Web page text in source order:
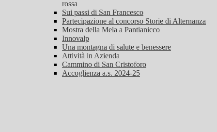
rossa
Sui passi di San Francesco
Partecipazione al concorso Storie di Alternanza
Mostra della Mela a Pantianicco
Innovalp
Una montagna di salute e benessere
Attività in Azienda
Cammino di San Cristoforo
Accoglienza a.s. 2024-25